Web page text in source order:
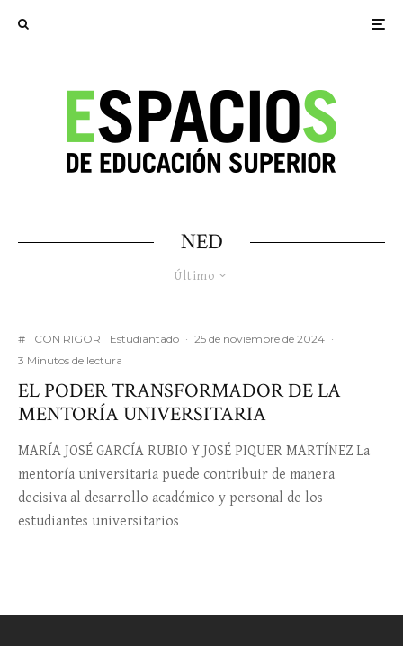
NED
Último
# CON RIGOR Estudiantado · 25 de noviembre de 2024 ·
3 Minutos de lectura
EL PODER TRANSFORMADOR DE LA
MENTORÍA UNIVERSITARIA
MARÍA JOSÉ GARCÍA RUBIO Y JOSÉ PIQUER MARTÍNEZ La
mentoría universitaria puede contribuir de manera
decisiva al desarrollo académico y personal de los
estudiantes universitarios